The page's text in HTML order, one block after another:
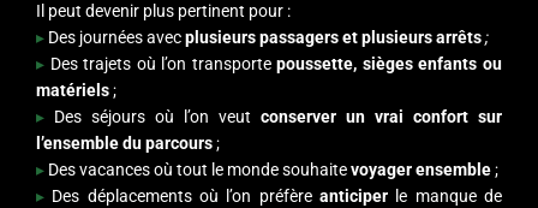
Il peut devenir plus pertinent pour :
▸ Des journées avecplusieurs passagers et plusieurs arrêts;
▸ Des trajets où l’on transportepoussette, sièges enfants ou
matériels;
▸ Des séjours où l’on veut conserver un vrai confort sur
l’ensemble du parcours;
▸ Des vacances où tout le monde souhaitevoyager ensemble;
▸ Des déplacements où l’on préfère anticiper le manque de